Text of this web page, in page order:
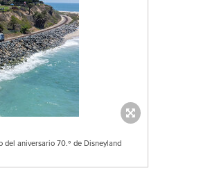
aniversario 70.º de Disneyland